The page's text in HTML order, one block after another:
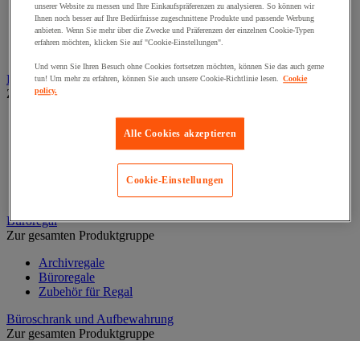
Anti-Ermüdungsmatte für Büroräume
Bodenschutzmatte
Gittermatte für Gemeinschaftsräume
Büromaterial und Büromöbel
Zur gesamten Produktgruppe
Heft, Block und Post-it®
Kalender und Schreibunterlage
Papier, Karteikarte und Visitenkarte
Umschlag und Postablage
Büroregal
Zur gesamten Produktgruppe
Archivregale
Büroregale
Zubehör für Regal
Büroschrank und Aufbewahrung
Zur gesamten Produktgruppe
unserer Website zu messen und Ihre Einkaufspräferenzen zu analysieren. So können wir
Ihnen noch besser auf Ihre Bedürfnisse zugeschnittene Produkte und passende Werbung
anbieten. Wenn Sie mehr über die Zwecke und Präferenzen der einzelnen Cookie-Typen
erfahren möchten, klicken Sie auf "Cookie-Einstellungen".
Und wenn Sie Ihren Besuch ohne Cookies fortsetzen möchten, können Sie das auch gerne
tun! Um mehr zu erfahren, können Sie auch unsere Cookie-Richtlinie lesen.
Cookie
policy.
Alle Cookies akzeptieren
Cookie-Einstellungen